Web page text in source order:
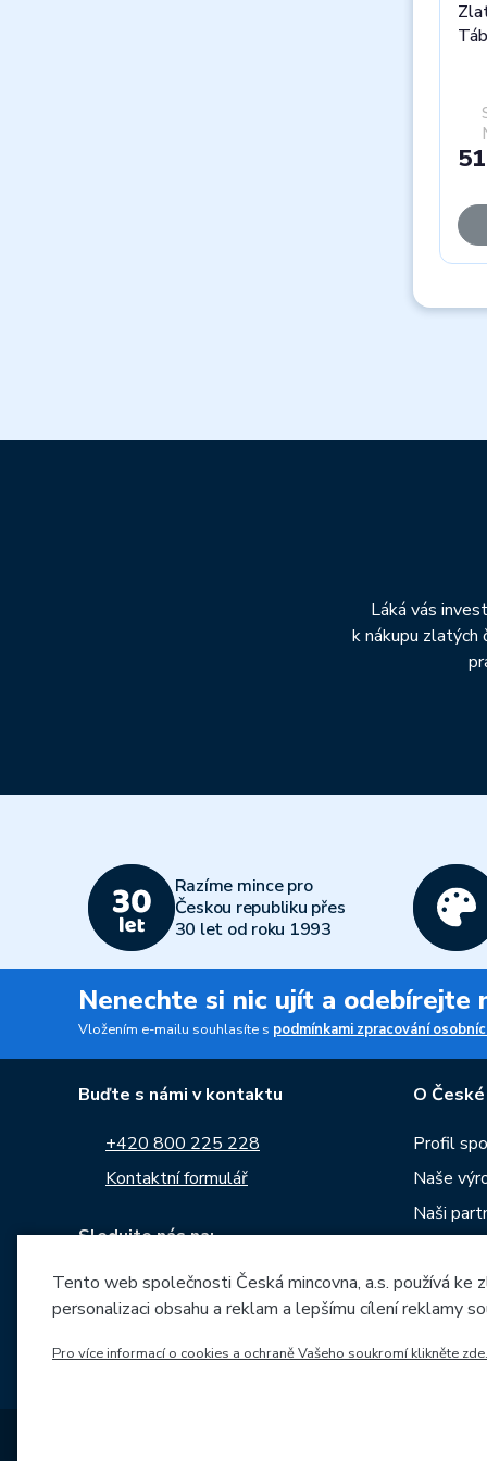
Láká vás
k nákupu zlatých
Razíme mince pro
Českou republiku přes
30 let od roku 1993
Nenechte si nic ujít a odebírejte
Vložením e-mailu souhlasíte s podmínkami zpracování
Buďte s námi v kontaktu
+420 800 225 228
Kontaktní formulář
Sledujte nás na:
O
Profil
Naše
Naši
Zprávy
Ke
Tento web společnosti Česká mincovna, a.s. používá
personalizaci obsahu a reklam a lepšímu cílení reklamy
Pro více informací o cookies a ochraně Vašeho soukromí klikněte zde.